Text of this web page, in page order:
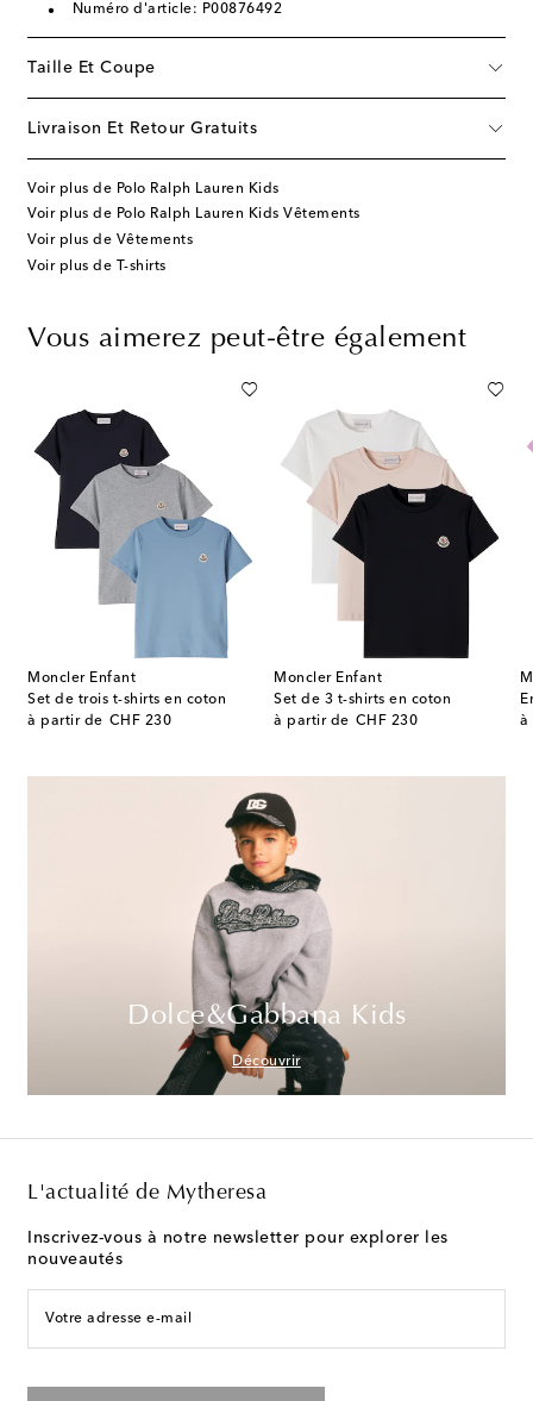
Numéro d'article: P00876492
Taille Et Coupe
Livraison Et Retour Gratuits
Voir plus de Polo Ralph Lauren Kids
Voir plus de Polo Ralph Lauren Kids Vêtements
Voir plus de Vêtements
Voir plus de T-shirts
Vous aimerez peut-être également
Moncler Enfant
Set de trois t-shirts en coton
à partir de CHF 230
original price
Moncler Enfant
Set de 3 t-shirts en coton
à partir de CHF 230
original price
à
Dolce&Gabbana Kids
Découvrir
L'actualité de Mytheresa
Inscrivez-vous à notre newsletter pour explorer les
nouveautés
Votre adresse e-mail